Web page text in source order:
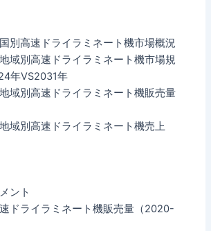
別高速ドライラミネート機市場概況
域別高速ドライラミネート機市場規
年VS2031年
域別高速ドライラミネート機販売量
域別高速ドライラミネート機売上
ント
ドライラミネート機販売量（2020-